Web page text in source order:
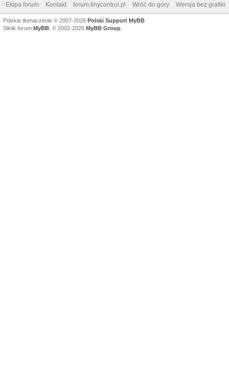
Ekipa forum Kontakt forum.tinycontrol.pl Wróć do góry Wersja bez grafiki
Polskie tłumaczenie © 2007-2026 Polski Support MyBB
Silnik forum MyBB , © 2002-2026 MyBB Group